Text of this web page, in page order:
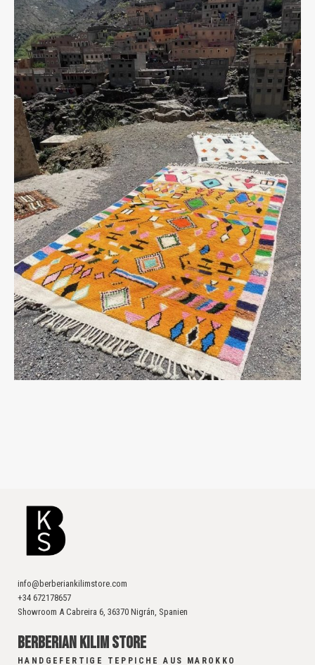
info@berberiankilimstore.com
+34 672178657
Showroom A Cabreira 6, 36370 Nigrán, Spanien
BERBERIAN KILIM STORE
HANDGEFERTIGE TEPPICHE AUS MAROKKO